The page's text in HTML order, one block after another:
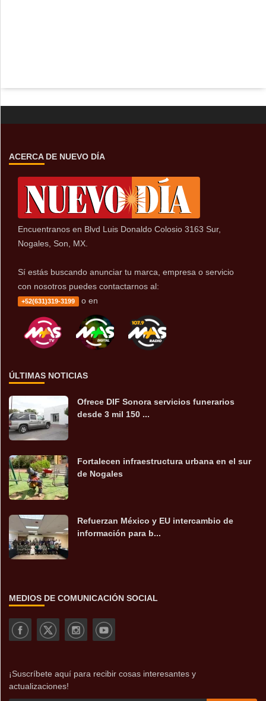
ACERCA DE NUEVO DÍA
Encuentranos en Blvd Luis Donaldo Colosio 3163 Sur,
Nogales, Son, MX.
Sí estás buscando anunciar tu marca, empresa o servicio
con nosotros puedes contactarnos al:
+52(631)319-3199 o en
ÚLTIMAS NOTICIAS
Ofrece DIF Sonora servicios funerarios
desde 3 mil 150 ...
Fortalecen infraestructura urbana en el sur
de Nogales
Refuerzan México y EU intercambio de
información para b...
MEDIOS DE COMUNICACIÓN SOCIAL
¡Suscríbete aquí para recibir cosas interesantes y
actualizaciones!